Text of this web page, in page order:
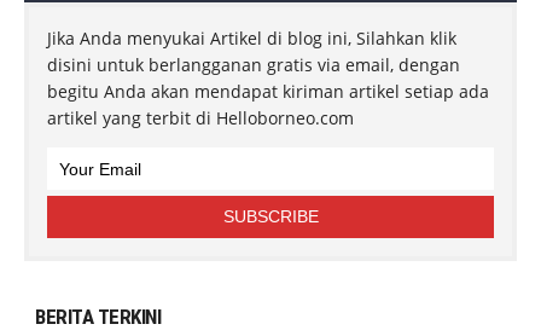
Jika Anda menyukai Artikel di blog ini, Silahkan klik
disini untuk berlangganan gratis via email, dengan
begitu Anda akan mendapat kiriman artikel setiap ada
artikel yang terbit di Helloborneo.com
BERITA TERKINI